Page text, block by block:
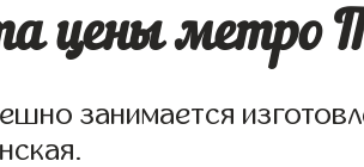
цены метро
занимается